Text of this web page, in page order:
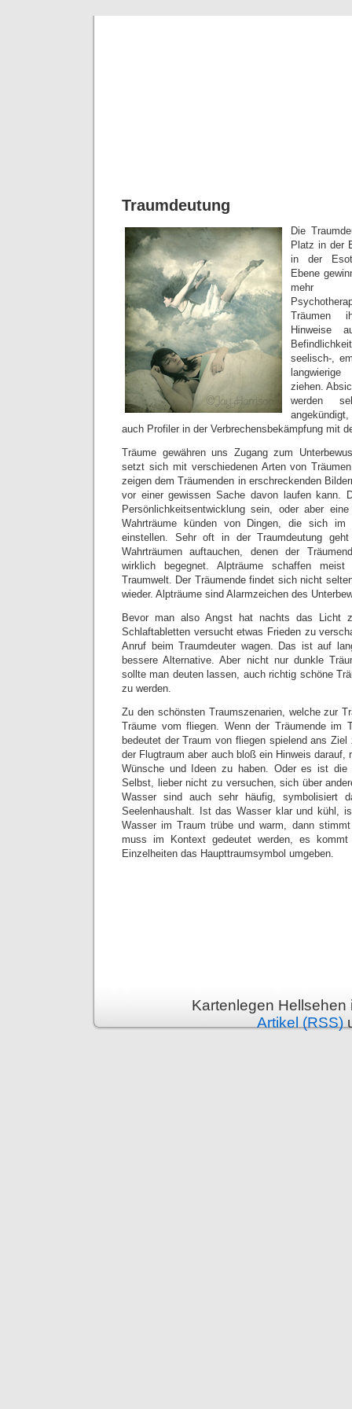
Traumdeutung
Die
Platz in der
in der
Ebene
mehr
Träumen
Hinweise
seelisch-,
ziehen.
werden
auch Profiler in der Verbrechensbekämpfung mit
Träume gewähren uns Zugang zum
setzt sich mit verschiedenen Arten von
zeigen dem Träumenden in erschreckenden
vor einer gewissen Sache davon laufen kann.
Persönlichkeitsentwicklung sein, oder aber
Wahrträume künden von Dingen, die sich im
einstellen. Sehr oft in der Traumdeutung
Wahrträumen auftauchen, denen der
wirklich begegnet. Alpträume schaffen
Traumwelt. Der Träumende findet sich nicht
wieder. Alpträume sind Alarmzeichen des
Bevor man also Angst hat nachts das Licht
Schlaftabletten versucht etwas Frieden zu
Anruf beim Traumdeuter wagen. Das ist auf
bessere Alternative. Aber nicht nur dunkle
sollte man deuten lassen, auch richtig schöne
zu werden.
Zu den schönsten Traumszenarien, welche zur
Träume vom fliegen. Wenn der Träumende im
bedeutet der Traum von fliegen spielend ans
der Flugtraum aber auch bloß ein Hinweis darauf,
Wünsche und Ideen zu haben. Oder es ist die
Selbst, lieber nicht zu versuchen, sich über
Wasser sind auch sehr häufig, symbolisiert
Seelenhaushalt. Ist das Wasser klar und kühl,
Wasser im Traum trübe und warm, dann
muss im Kontext gedeutet werden, es
Einzelheiten das Haupttraumsymbol umgeben.
Kartenlegen
Artikel (RSS)